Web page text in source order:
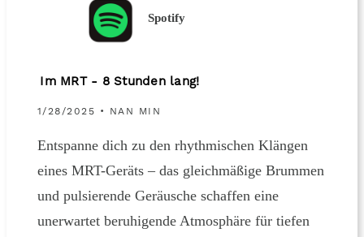
Spotify
Im MRT - 8 Stunden lang!
1/28/2025 • NAN MIN
Entspanne dich zu den rhythmischen Klängen
eines MRT-Geräts – das gleichmäßige Brummen
und pulsierende Geräusche schaffen eine
unerwartet beruhigende Atmosphäre für tiefen